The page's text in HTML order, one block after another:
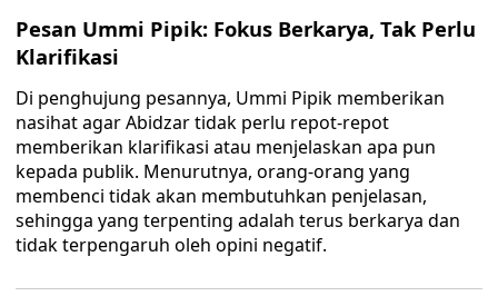
Pesan Ummi Pipik: Fokus Berkarya, Tak Perlu
Klarifikasi
Di penghujung pesannya, Ummi Pipik memberikan
nasihat agar Abidzar tidak perlu repot-repot
memberikan klarifikasi atau menjelaskan apa pun
kepada publik. Menurutnya, orang-orang yang
membenci tidak akan membutuhkan penjelasan,
sehingga yang terpenting adalah terus berkarya dan
tidak terpengaruh oleh opini negatif.